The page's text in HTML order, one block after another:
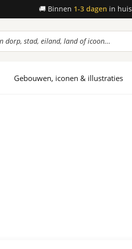
🚚 Binnen 1-3 dagen in huis
Gebouwen, iconen & illustraties